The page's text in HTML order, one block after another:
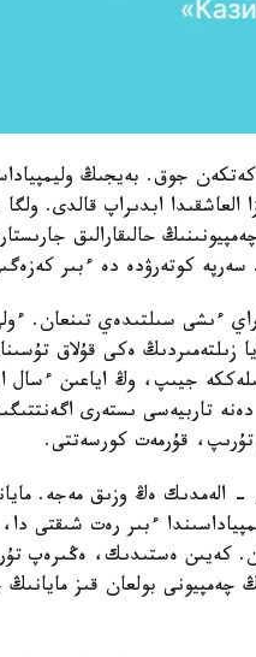
كەتكەن جوق. بەيجىڭ
العاشقىدا ابدىراپ قالدى.
حالىقارالىق
كوتەرۋدە دە ءبىر
ءىشى سىلتىدەي تىنعان.
ەكى قۇلاق
جيىپ، وڭ اياعىن ءسال
تاربيەسى ىستەرى
قۇرمەت كورسەتتى.
الەمدىك ەڭ وزىق مەجە.
ءبىر رەت شىقتى دا،
كەيىن ەستىدىك، ەڭىرەپ
چەمپيونى بولعان قىز